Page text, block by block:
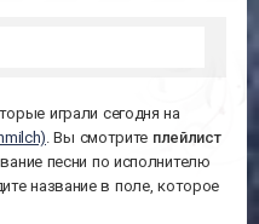
играли сегодня на
. Вы смотрите плейлист
песни по исполнителю
название в поле, которое